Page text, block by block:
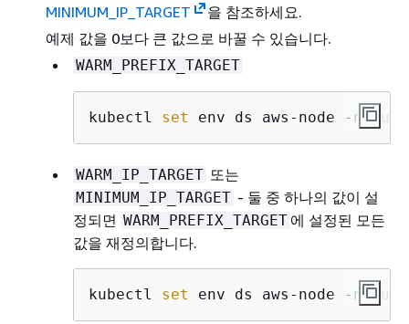
MINIMUM_IP_TARGET
을 참조하세요.
예제 값을 0보다 큰 값으로 바꿀 수 있습니다.
WARM_PREFIX_TARGET
kubectl set env ds aws-node -n kube-
WARM_IP_TARGET 또는
MINIMUM_IP_TARGET - 둘 중 하나의 값이 설
정되면 WARM_PREFIX_TARGET 에 설정된 모든
값을 재정의합니다.
kubectl set env ds aws-node -n kube-